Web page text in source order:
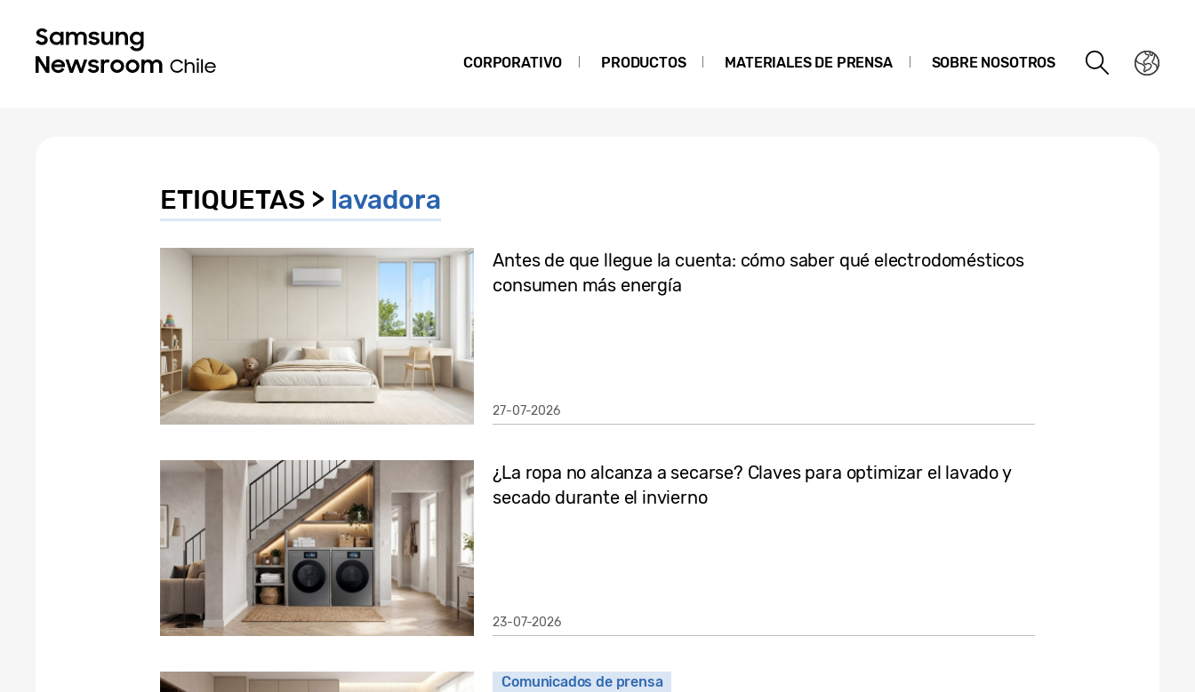
CORPORATIVO PRODUCTOS MATERIALES DE PRENSA SOBRE NOSOTROS
ETIQUETAS > lavadora
Antes de que llegue la cuenta: cómo saber qué electrodomésticos
consumen más energía
27-07-2026
¿La ropa no alcanza a secarse? Claves para optimizar el lavado y
secado durante el invierno
23-07-2026
Comunicados de prensa